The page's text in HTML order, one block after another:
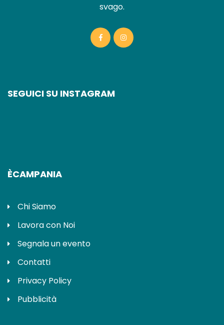
svago.
SEGUICI SU INSTAGRAM
ÈCAMPANIA
Chi Siamo
Lavora con Noi
Segnala un evento
Contatti
Privacy Policy
Pubblicità